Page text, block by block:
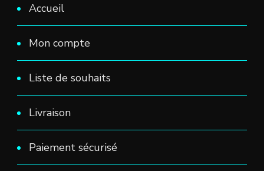
Accueil
Mon compte
Liste de souhaits
Livraison
Paiement sécurisé